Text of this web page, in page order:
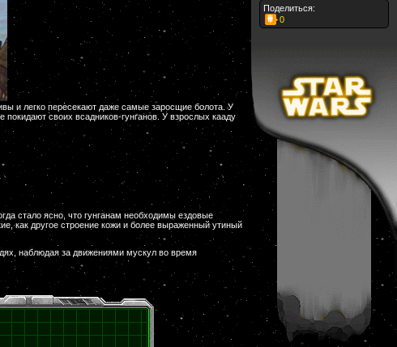
и легко пересекают даже самые заросшие болота. У
своих всадников-гунганов. У взрослых кааду
стало ясно, что гунганам необходимы ездовые
как другое строение кожи и более выраженный утиный
наблюдая за движениями мускул во время
Поделиться:
0